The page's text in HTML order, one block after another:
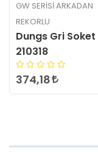
GW SERISI ARKADAN
REKORLU
Dungs Gri Soket
210318
374,18